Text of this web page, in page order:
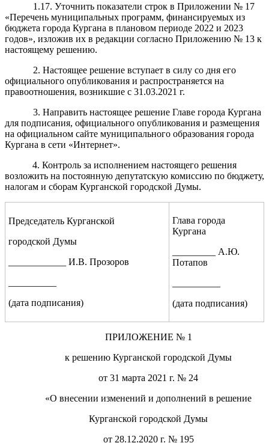
1.17. Уточнить показатели строк в Приложении № 17
«Перечень муниципальных программ, финансируемых из
бюджета города Кургана в плановом периоде 2022 и 2023
годов», изложив их в редакции согласно Приложению № 13 к
настоящему решению.
2. Настоящее решение вступает в силу со дня его
официального опубликования и распространяется на
правоотношения, возникшие с 31.03.2021 г.
3. Направить настоящее решение Главе города Кургана
для подписания, официального опубликования и размещения
на официальном сайте муниципального образования города
Кургана в сети «Интернет».
4. Контроль за исполнением настоящего решения
возложить на постоянную депутатскую комиссию по бюджету,
налогам и сборам Курганской городской Думы.
Председатель Курганской
городской Думы
____________ И.В. Прозоров
(дата подписания)
Глава города
Кургана
_________ А.Ю.
Потапов
(дата подписания)
ПРИЛОЖЕНИЕ № 1
к решению Курганской городской Думы
от 31 марта 2021г. № 24
«О внесении изменений и дополнений в решение
Курганской городской Думы
от 28.12.2020 г. № 195